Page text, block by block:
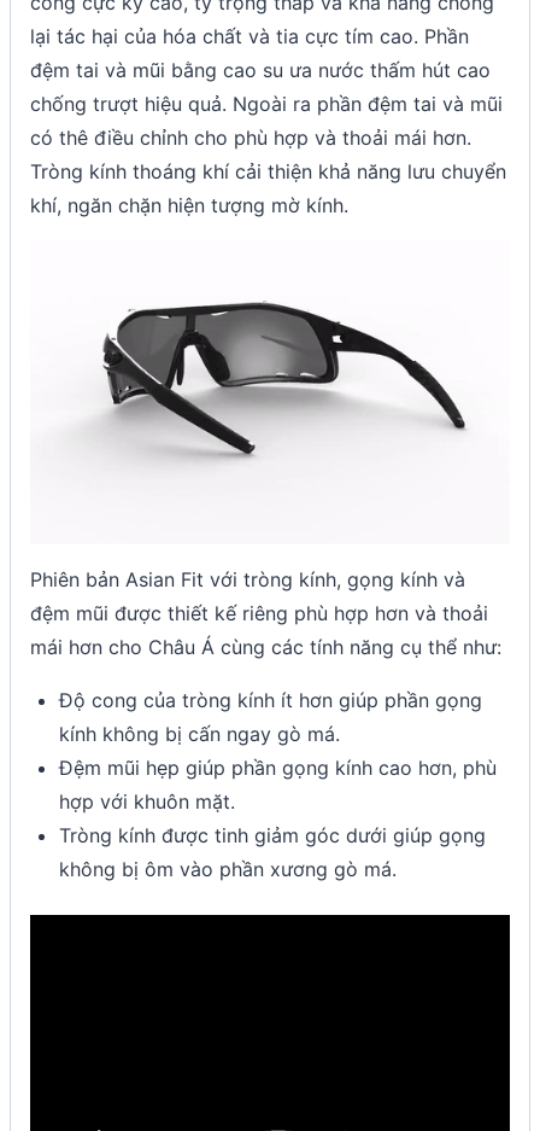
lại tác hại của hóa chất và tia cực tím cao. Phần
đệm tai và mũi bằng cao su ưa nước thấm hút cao
chống trượt hiệu quả. Ngoài ra phần đệm tai và mũi
có thê điều chỉnh cho phù hợp và thoải mái hơn.
Tròng kính thoáng khí cải thiện khả năng lưu chuyển
khí, ngăn chặn hiện tượng mờ kính.
Phiên bản Asian Fit với tròng kính, gọng kính và
đệm mũi được thiết kế riêng phù hợp hơn và thoải
mái hơn cho Châu Á cùng các tính năng cụ thể như:
Độ cong của tròng kính ít hơn giúp phần gọng
kính không bị cấn ngay gò má.
Đệm mũi hẹp giúp phần gọng kính cao hơn, phù
hợp với khuôn mặt.
Tròng kính được tinh giảm góc dưới giúp gọng
không bị ôm vào phần xương gò má.